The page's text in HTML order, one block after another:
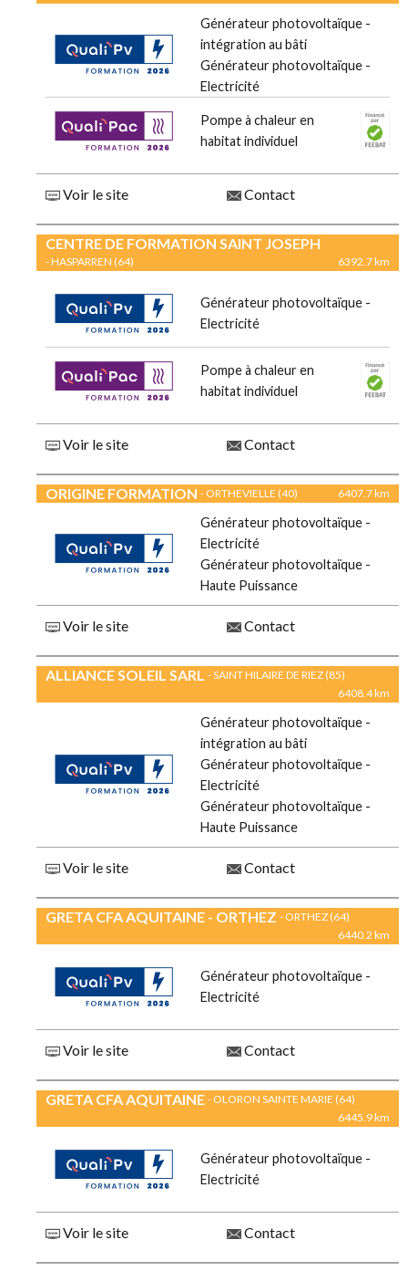
Générateur photovoltaïque -
intégration au bâti
Générateur photovoltaïque -
Electricité
Pompe à chaleur en
habitat individuel
Voir le site Contact
CENTRE DE FORMATION SAINT JOSEPH
- HASPARREN (64) 6392.7 km
Générateur photovoltaïque -
Electricité
Pompe à chaleur en
habitat individuel
Voir le site Contact
ORIGINE FORMATION - ORTHEVIELLE (40) 6407.7 km
Générateur photovoltaïque -
Electricité
Générateur photovoltaïque -
Haute Puissance
Voir le site Contact
ALLIANCE SOLEIL SARL - SAINT HILAIRE DE RIEZ (85)
6408.4 km
Générateur photovoltaïque -
intégration au bâti
Générateur photovoltaïque -
Electricité
Générateur photovoltaïque -
Haute Puissance
Voir le site Contact
GRETA CFA AQUITAINE - ORTHEZ - ORTHEZ (64)
6440.2 km
Générateur photovoltaïque -
Electricité
Voir le site Contact
GRETA CFA AQUITAINE - OLORON SAINTE MARIE (64)
6445.9 km
Générateur photovoltaïque -
Electricité
Voir le site Contact